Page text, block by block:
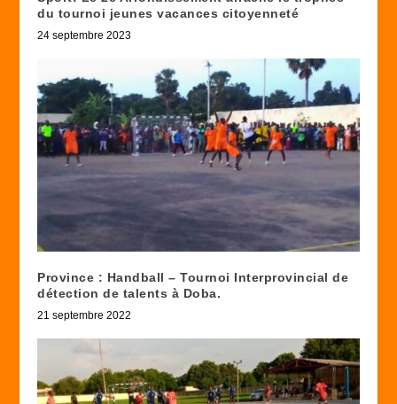
du tournoi jeunes vacances citoyenneté
24 septembre 2023
Province : Handball – Tournoi Interprovincial de
détection de talents à Doba.
21 septembre 2022